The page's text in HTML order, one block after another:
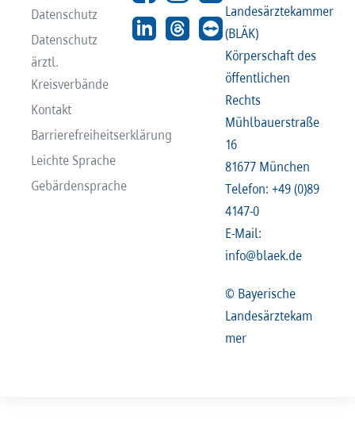
Datenschutz
Datenschutz
ärztl.
Kreisverbände
Kontakt
Barrierefreiheitserklärung
Leichte Sprache
Gebärdensprache
Landesärztekammer
(BLÄK)
Körperschaft des
öffentlichen
Rechts
Mühlbauerstraße
16
81677 München
Telefon: +49 (0)89
4147-0
E-Mail:
info@blaek.de
© Bayerische
Landesärztekam
mer